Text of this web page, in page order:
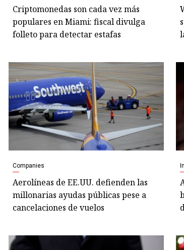
Criptomonedas son cada vez más
populares en Miami: fiscal divulga
folleto para detectar estafas
Companies
Aerolíneas de EE.UU. defienden las
millonarias ayudas públicas pese a
cancelaciones de vuelos